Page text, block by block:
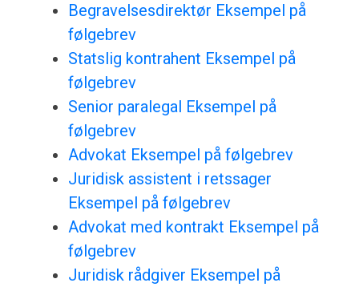
Begravelsesdirektør Eksempel på
følgebrev
Statslig kontrahent Eksempel på
følgebrev
Senior paralegal Eksempel på
følgebrev
Advokat Eksempel på følgebrev
Juridisk assistent i retssager
Eksempel på følgebrev
Advokat med kontrakt Eksempel på
følgebrev
Juridisk rådgiver Eksempel på